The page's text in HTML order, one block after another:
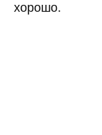
хорошо.